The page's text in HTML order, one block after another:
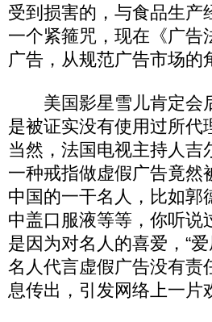
受到损害的，与食品生产
一个紧箍咒，现在《广告
广告，从规范广告市场
美国影星雪儿肯定会
是被证实没有使用过所代
当然，法国电视主持人
一种戒指做虚假广告竟然
中国的一干名人，比如郭
中盖口服液等等，你听说
是因为对名人的喜爱，“
名人代言虚假广告没有责
息传出，引发网络上一片